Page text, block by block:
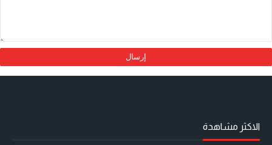
الاكثر مشاهدة